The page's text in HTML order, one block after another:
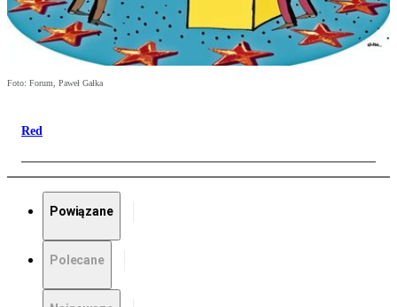
Foto: Forum, Paweł Gałka
Red
Powiązane
Polecane